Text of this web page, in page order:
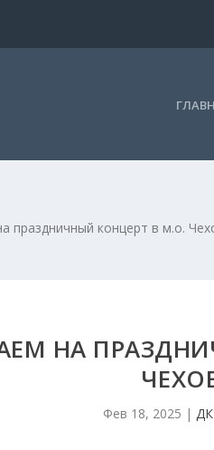
праздничный концерт в м.о.
НА
Фев 18, 2025 |